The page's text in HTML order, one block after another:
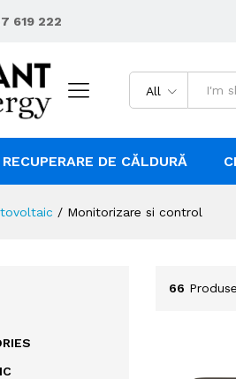
619 222
All
DE CĂLDURĂ
/ Monitorizare si control
66